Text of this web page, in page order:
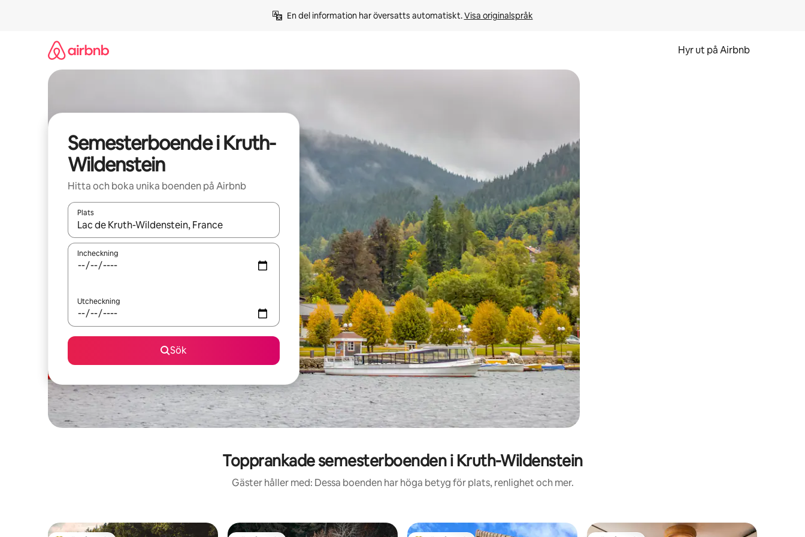
En del information har översatts automatiskt. Visa originalspråk
Hyr ut på Airbnb
Semesterboende i Kruth-
Wildenstein
Hitta och boka unika boenden på Airbnb
Plats
När resultaten är tillgängliga kan du navigera med upp- och nedåtpilarna eller utforska genom att trycka eller svepa.
Incheckning
Utcheckning
Sök
Topprankade semesterboenden i Kruth-Wildenstein
Gäster håller med: Dessa boenden har höga betyg för plats, renlighet och mer.